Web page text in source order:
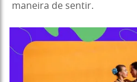
maneira de sentir.